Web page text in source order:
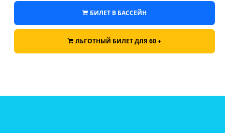
БИЛЕТ В БАССЕЙН
ЛЬГОТНЫЙ БИЛЕТ ДЛЯ 60 +